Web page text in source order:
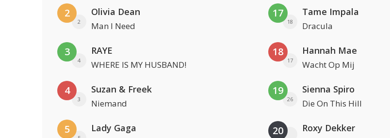
2
2
Olivia Dean
Man I Need
3
4
RAYE
WHERE IS MY HUSBAND!
4
3
Suzan & Freek
Niemand
5 Lady Gaga
17
18
Tame Impala
Dracula
18
17
Hannah Mae
Wacht Op Mij
19
26
Sienna Spiro
Die On This Hill
20 Roxy Dekker